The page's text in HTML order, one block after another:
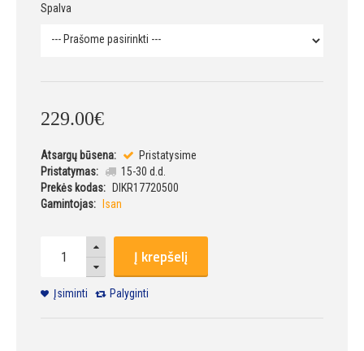
Spalva
229.00€
Atsargų būsena:
Pristatysime
Pristatymas:
15-30 d.d.
Prekės kodas:
DIKR17720500
Gamintojas:
Isan
Į krepšelį
Įsiminti Palyginti